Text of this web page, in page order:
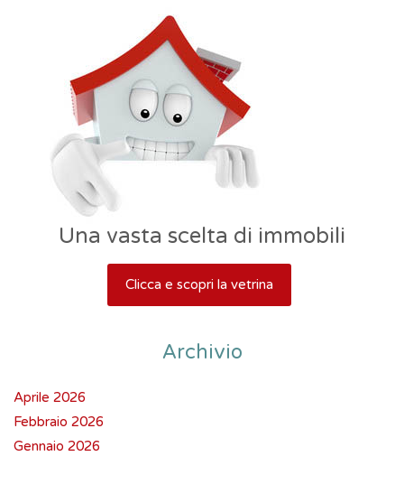
Una vasta scelta di immobili
Clicca e scopri la vetrina
Archivio
Aprile 2026
Febbraio 2026
Gennaio 2026